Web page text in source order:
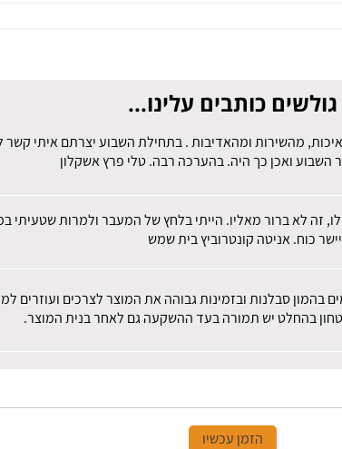
גולשים כותבים עלינו...
מהשירות ומהאדיבות . בתחילת השבוע יצרתם איתי קשר
השבוע ואכן כך היה. בהערכה רבה. טלי פרץ אשקלון
לו, זה לא ברור מאליו. הייתי בלחץ של המעבר ולמרות
כוח. אניטה קונטרוביץ בית שמש
בהמון סבלנות ובזמינות גבוהה את המוצר לצרכים
בהחלט יש תמורה בעד ההשקעה גם לאחר בנית המוצר.
הזמן עכשיו